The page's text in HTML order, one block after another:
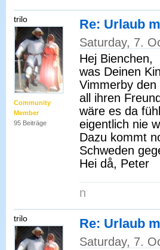
trilo
Community
Member
95 Beiträge
Re: Urlaub
Saturday, 7.
Hej Bienchen,
was Deinen
Vimmerby
all ihren
wäre es da
eigentlich nie
Dazu kommt
Schweden
Hei då, Peter
n
trilo Re: Urlaub
Saturday, 7.